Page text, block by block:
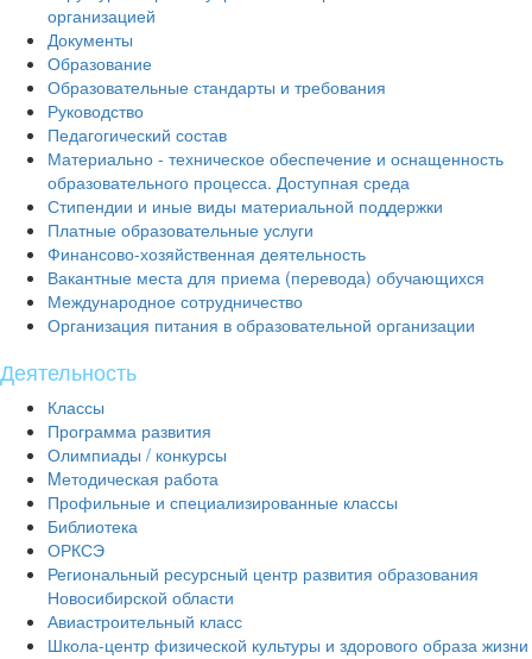
организацией
Документы
Образование
Образовательные стандарты и требования
Руководство
Педагогический состав
Материально - техническое обеспечение и оснащенность
образовательного процесса. Доступная среда
Стипендии и иные виды материальной поддержки
Платные образовательные услуги
Финансово-хозяйственная деятельность
Вакантные места для приема (перевода) обучающихся
Международное сотрудничество
Организация питания в образовательной организации
Деятельность
Классы
Программа развития
Олимпиады / конкурсы
Mетодическая работа
Профильные и специализированные классы
Библиотека
ОРКСЭ
Региональный ресурсный центр развития образования
Новосибирской области
Авиастроительный класс
Школа-центр физической культуры и здорового образа жизни